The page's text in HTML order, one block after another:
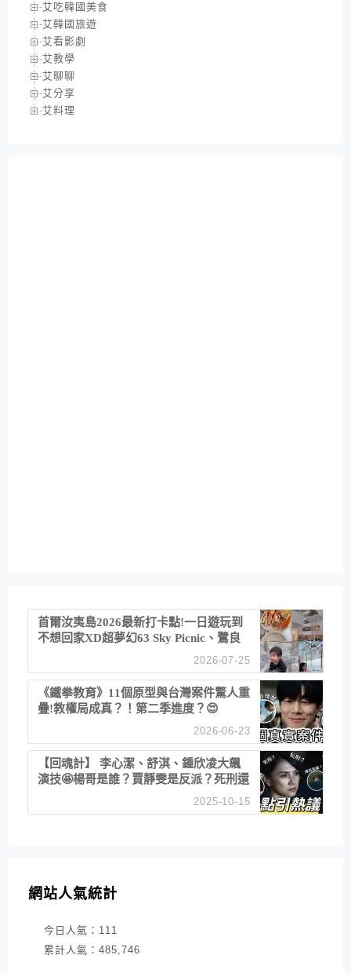
艾吃韓國美食
艾韓國旅遊
艾看影劇
艾教學
艾聊聊
艾分享
艾料理
首爾汝夷島2026最新打卡點!一日遊玩到
不想回家XD超夢幻63 Sky Picnic、鷺良
津帝王蟹大餐、《淚之女王》拍攝地、漢
2026-07-25
《鐵拳教育》11個原型與台灣案件驚人重
疊!教權局成真？！第二季進度？😍
2026-06-23
【回魂計】 李心潔、舒淇、鍾欣凌大飆
演技🤩楊哥是誰？賈靜雯是反派？死刑還
2025-10-15
網站人氣統計
今日人氣： 111
累計人氣： 485,746